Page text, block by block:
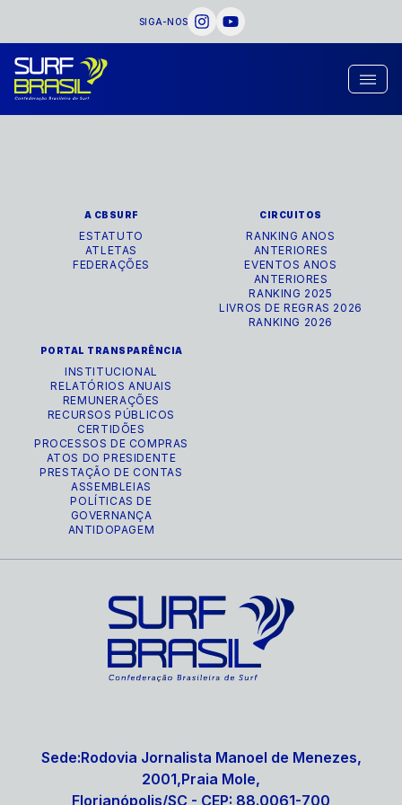
SIGA-NOS
A CBSURF
ESTATUTO
ATLETAS
FEDERAÇÕES
CIRCUITOS
RANKING ANOS
ANTERIORES
EVENTOS ANOS
ANTERIORES
RANKING 2025
LIVROS DE REGRAS 2026
RANKING 2026
PORTAL TRANSPARÊNCIA
INSTITUCIONAL
RELATÓRIOS ANUAIS
REMUNERAÇÕES
RECURSOS PÚBLICOS
CERTIDÕES
PROCESSOS DE COMPRAS
ATOS DO PRESIDENTE
PRESTAÇÃO DE CONTAS
ASSEMBLEIAS
POLÍTICAS DE
GOVERNANÇA
ANTIDOPAGEM
Sede:Rodovia Jornalista Manoel de Menezes,
2001,Praia Mole,
Florianópolis/SC - CEP: 88.0061-700